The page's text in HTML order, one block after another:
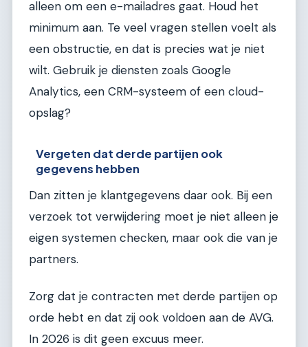
alleen om een e-mailadres gaat. Houd het
minimum aan. Te veel vragen stellen voelt als
een obstructie, en dat is precies wat je niet
wilt. Gebruik je diensten zoals Google
Analytics, een CRM-systeem of een cloud-
opslag?
Vergeten dat derde partijen ook
gegevens hebben
Dan zitten je klantgegevens daar ook. Bij een
verzoek tot verwijdering moet je niet alleen je
eigen systemen checken, maar ook die van je
partners.
Zorg dat je contracten met derde partijen op
orde hebt en dat zij ook voldoen aan de AVG.
In 2026 is dit geen excuus meer.